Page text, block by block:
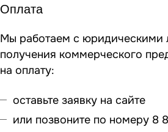
Оплата
Мы работаем с юридическими
получения коммерческого
на оплату:
оставьте заявку на сайте
или позвоните по номеру 8